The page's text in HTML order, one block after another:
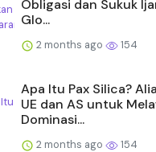
Obligasi dan Sukuk
Glo...
2 months ago 154
Apa Itu Pax Silica?
UE dan AS untuk
Dominasi...
2 months ago 154